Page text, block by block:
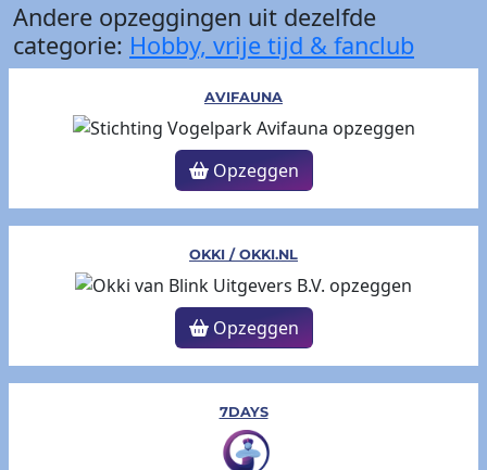
Andere opzeggingen uit dezelfde
categorie: Hobby, vrije tijd & fanclub
AVIFAUNA
Opzeggen
OKKI / OKKI.NL
Opzeggen
7DAYS